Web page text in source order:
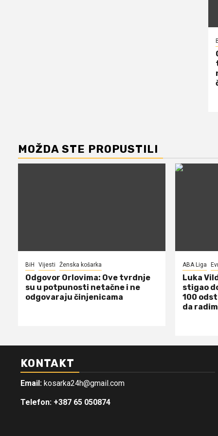
MOŽDA STE PROPUSTILI
BiH Vijesti Ženska košarka
Odgovor Orlovima: ​Ove tvrdnje
su u potpunosti netačne i ne
odgovaraju činjenicama
ABA Liga
Luka
stigao
100
da
KONTAKT
Email: kosarka24h@gmail.com
Telefon: +387 65 050874